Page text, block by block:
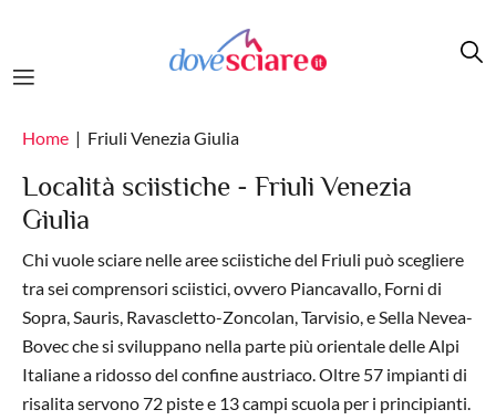
Home Friuli Venezia Giulia
Località sciistiche - Friuli Venezia
Giulia
Chi vuole sciare nelle aree sciistiche del Friuli può scegliere
tra sei comprensori sciistici, ovvero Piancavallo, Forni di
Sopra, Sauris, Ravascletto-Zoncolan, Tarvisio, e Sella Nevea-
Bovec che si sviluppano nella parte più orientale delle Alpi
Italiane a ridosso del confine austriaco. Oltre 57 impianti di
risalita servono 72 piste e 13 campi scuola per i principianti.